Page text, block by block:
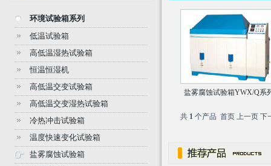
环境试验箱系列
低温试验箱
高低温湿热试验箱
恒温恒湿机
高低温交变试验箱
高低温交变湿热试验箱
冷热冲击试验箱
温度快速变化试验箱
盐雾腐蚀试验箱
盐雾腐蚀试验箱YWX/Q系
共 1 个产品 首页 上一页 下